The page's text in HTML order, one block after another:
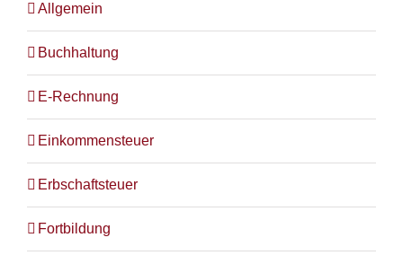
Allgemein
Buchhaltung
E-Rechnung
Einkommensteuer
Erbschaftsteuer
Fortbildung